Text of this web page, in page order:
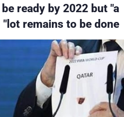
ready by 2022 but "a
lot remains to be done"
سياسة
منوعات
كأس العالم